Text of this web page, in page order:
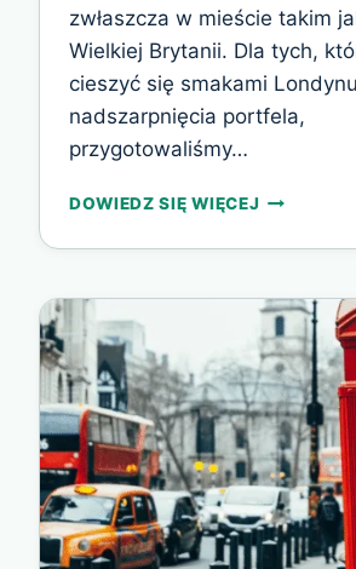
zwłaszcza w mieście takim
Wielkiej Brytanii. Dla tych,
cieszyć się smakami
nadszarpnięcia portfela,
przygotowaliśmy…
DOWIEDZ SIĘ WIĘCEJ
GDZIE
ZJEŚĆ
W
MIEŚCIE?